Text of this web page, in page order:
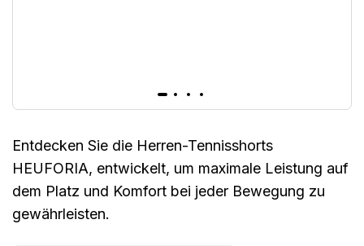
Entdecken Sie die Herren-Tennisshorts
HEUFORIA, entwickelt, um maximale Leistung auf
dem Platz und Komfort bei jeder Bewegung zu
gewährleisten.